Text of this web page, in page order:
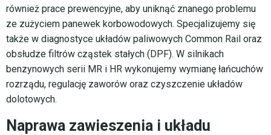
również prace prewencyjne, aby uniknąć znanego problemu
ze zużyciem panewek korbowodowych. Specjalizujemy się
także w diagnostyce układów paliwowych Common Rail oraz
obsłudze filtrów cząstek stałych (DPF). W silnikach
benzynowych serii MR i HR wykonujemy wymianę łańcuchów
rozrządu, regulację zaworów oraz czyszczenie układów
dolotowych.
Naprawa zawieszenia i układu